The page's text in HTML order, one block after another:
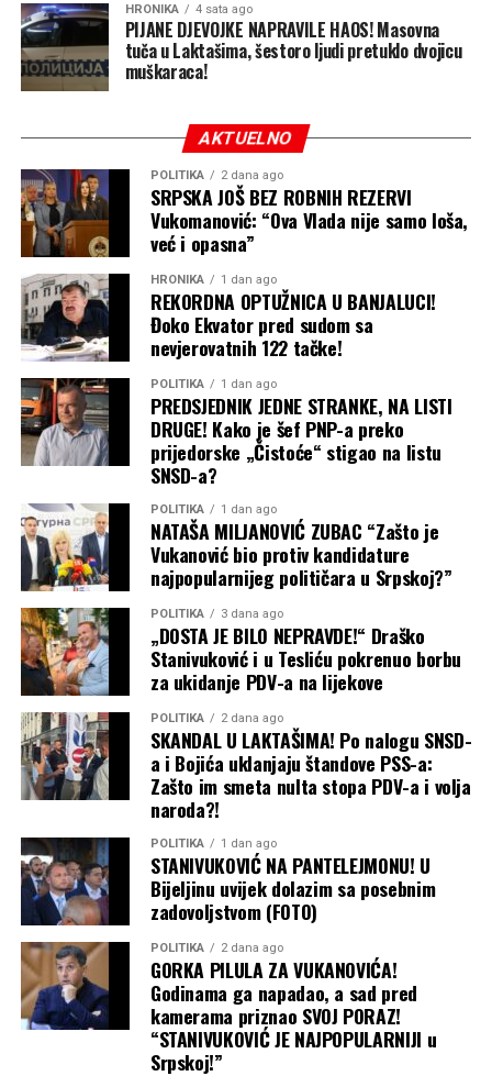
HRONIKA 4 sata ago
PIJANE DJEVOJKE NAPRAVILE HAOS! Masovna
tuča u Laktašima, šestoro ljudi pretuklo dvojicu
muškaraca!
AKTUELNO
POLITIKA 2 dana ago
SRPSKA JOŠ BEZ ROBNIH REZERVI
Vukomanović: “Ova Vlada nije samo loša,
već i opasna”
HRONIKA 1 dan ago
REKORDNA OPTUŽNICA U BANJALUCI!
Đoko Ekvator pred sudom sa
nevjerovatnih 122 tačke!
POLITIKA 1 dan ago
PREDSJEDNIK JEDNE STRANKE, NA LISTI
DRUGE! Kako je šef PNP-a preko
prijedorske „Čistoće“ stigao na listu
SNSD-a?
POLITIKA 1 dan ago
NATAŠA MILJANOVIĆ ZUBAC “Zašto je
Vukanović bio protiv kandidature
najpopularnijeg političara u Srpskoj?”
POLITIKA 3 dana ago
„DOSTA JE BILO NEPRAVDE!“ Draško
Stanivuković i u Tesliću pokrenuo borbu
za ukidanje PDV-a na lijekove
POLITIKA 2 dana ago
SKANDAL U LAKTAŠIMA! Po nalogu SNSD-
a i Bojića uklanjaju štandove PSS-a:
Zašto im smeta nulta stopa PDV-a i volja
naroda?!
POLITIKA 1 dan ago
STANIVUKOVIĆ NA PANTELEJMONU! U
Bijeljinu uvijek dolazim sa posebnim
zadovoljstvom (FOTO)
POLITIKA 2 dana ago
GORKA PILULA ZA VUKANOVIĆA!
Godinama ga napadao, a sad pred
kamerama priznao SVOJ PORAZ!
“STANIVUKOVIĆ JE NAJPOPULARNIJI u
Srpskoj!”